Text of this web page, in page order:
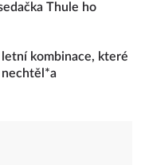
Thule ho
letní kombinace, které